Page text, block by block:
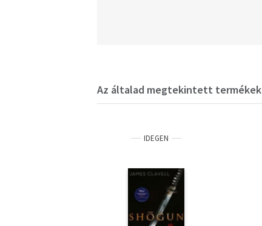
Az általad megtekintett termékek
IDEGEN